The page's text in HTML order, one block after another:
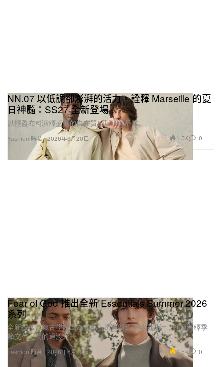
Fashion 時裝
NN.07 以低調卻澎湃的活力，詮釋 Marseille 的夏
日神髓：SS27 全新登場
以輕盈布料演繹盛夏的自在質感與細膩品味。
2026年6月20日 1.5K 0
Fashion 時裝
Fear of God 推出全新 Essentials Summer 2026
系列
全新投放以復古學院風為靈感，透過簡約俐落的設計，輕鬆演繹季
節交替之間的過渡穿搭。
2026年6月19日 2.5K 0